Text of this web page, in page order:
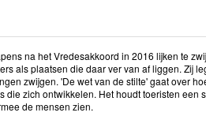
na het Vredesakkoord in 2016 lijken te
als plaatsen die daar ver van af liggen. Zij
zwijgen. 'De wet van de stilte' gaat over
zich ontwikkelen. Het houdt toeristen een
de mensen zien.